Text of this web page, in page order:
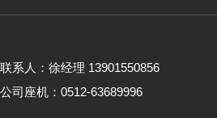
联系人：徐经理 13901550856
公司座机：0512-63689996